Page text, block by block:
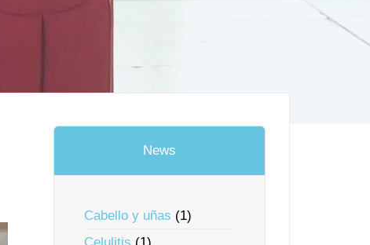
News
Cabello y uñas (1)